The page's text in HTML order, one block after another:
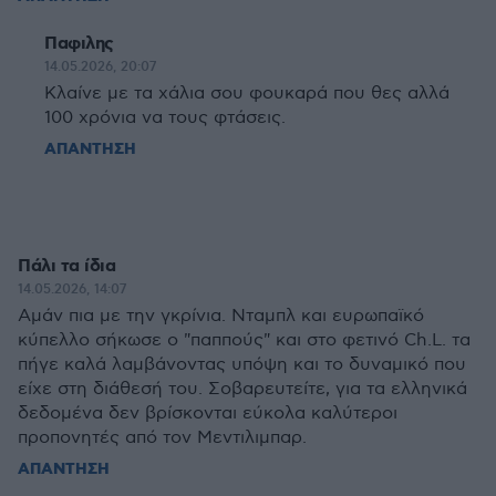
Παφιλης
14.05.2026, 20:07
Κλαίνε με τα χάλια σου φουκαρά που θες αλλά
100 χρόνια να τους φτάσεις.
ΑΠΑΝΤΗΣΗ
Πάλι τα ίδια
14.05.2026, 14:07
Αμάν πια με την γκρίνια. Νταμπλ και ευρωπαϊκό
κύπελλο σήκωσε ο "παππούς" και στο φετινό Ch.L. τα
πήγε καλά λαμβάνοντας υπόψη και το δυναμικό που
είχε στη διάθεσή του. Σοβαρευτείτε, για τα ελληνικά
δεδομένα δεν βρίσκονται εύκολα καλύτεροι
προπονητές από τον Μεντιλιμπαρ.
ΑΠΑΝΤΗΣΗ